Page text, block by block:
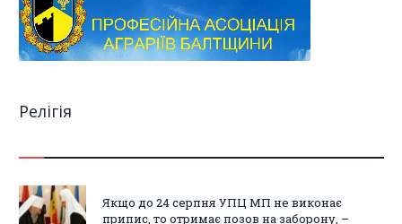
Релігія
Якщо до 24 серпня УПЦ МП не виконає
припис, то отримає позов на заборону, –